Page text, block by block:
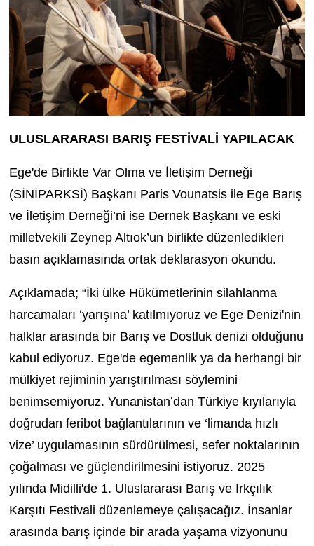
ULUSLARARASI BARIŞ FESTİVALİ YAPILACAK
Ege'de Birlikte Var Olma ve İletişim Derneği
(SİNİPARKSİ) Başkanı Paris Vounatsis ile Ege Barış
ve İletişim Derneği’ni ise Dernek Başkanı ve eski
milletvekili Zeynep Altıok’un birlikte düzenledikleri
basın açıklamasında ortak deklarasyon okundu.
Açıklamada; “İki ülke Hükümetlerinin silahlanma
harcamaları ‘yarışına’ katılmıyoruz ve Ege Denizi'nin
halklar arasında bir Barış ve Dostluk denizi olduğunu
kabul ediyoruz. Ege'de egemenlik ya da herhangi bir
mülkiyet rejiminin yarıştırılması söylemini
benimsemiyoruz. Yunanistan’dan Türkiye kıyılarıyla
doğrudan feribot bağlantılarının ve ‘limanda hızlı
vize’ uygulamasının sürdürülmesi, sefer noktalarının
çoğalması ve güçlendirilmesini istiyoruz. 2025
yılında Midilli'de 1. Uluslararası Barış ve Irkçılık
Karşıtı Festivali düzenlemeye çalışacağız. İnsanlar
arasında barış içinde bir arada yaşama vizyonunu